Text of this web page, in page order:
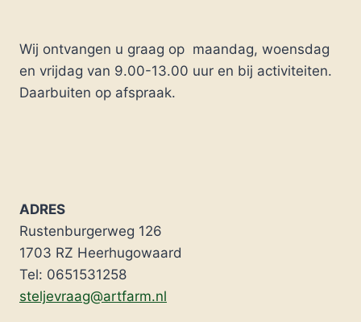
Wij ontvangen u graag op maandag, woensdag
en vrijdag van 9.00-13.00 uur en bij activiteiten.
Daarbuiten op afspraak.
ADRES
Rustenburgerweg 126
1703 RZ Heerhugowaard
Tel: 0651531258
steljevraag@artfarm.nl